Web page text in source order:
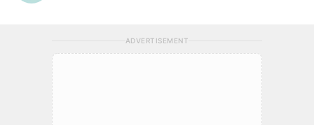
ADVERTISEMENT